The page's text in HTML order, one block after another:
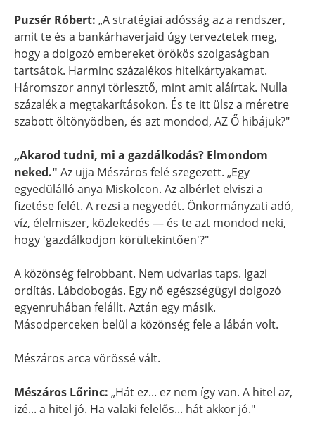
Puzsér Róbert: „A stratégiai adósság az a rendszer,
amit te és a bankárhaverjaid úgy terveztetek meg,
hogy a dolgozó embereket örökös szolgaságban
tartsátok. Harminc százalékos hitelkártyakamat.
Háromszor annyi törlesztő, mint amit aláírtak. Nulla
százalék a megtakarításokon. És te itt ülsz a méretre
szabott öltönyödben, és azt mondod, AZ Ő hibájuk?"
„Akarod tudni, mi a gazdálkodás? Elmondom
neked." Az ujja Mészáros felé szegezett. „Egy
egyedülálló anya Miskolcon. Az albérlet elviszi a
fizetése felét. A rezsi a negyedét. Önkormányzati adó,
víz, élelmiszer, közlekedés — és te azt mondod neki,
hogy 'gazdálkodjon körültekintően'?"
A közönség felrobbant. Nem udvarias taps. Igazi
ordítás. Lábdobogás. Egy nő egészségügyi dolgozó
egyenruhában felállt. Aztán egy másik.
Másodperceken belül a közönség fele a lábán volt.
Mészáros arca vörössé vált.
Mészáros Lőrinc: „Hát ez... ez nem így van. A hitel az,
izé... a hitel jó. Ha valaki felelős... hát akkor jó."